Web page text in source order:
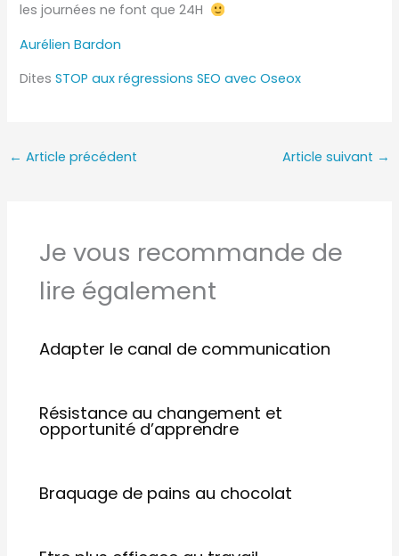
les journées ne font que 24H
Aurélien Bardon
DitesSTOP aux régressions SEO avec Oseox
← Article précédent Article suivant →
Je vous recommande de
lire également
Adapter le canal de communication
Résistance au changement et
opportunité d’apprendre
Braquage de pains au chocolat